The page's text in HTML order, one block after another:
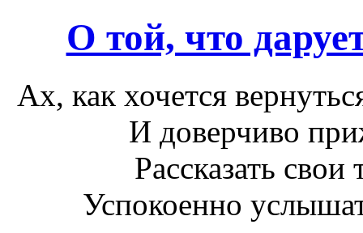
О той, что
Ах, как хочется
И доверчиво
Рассказать
Успокоенно